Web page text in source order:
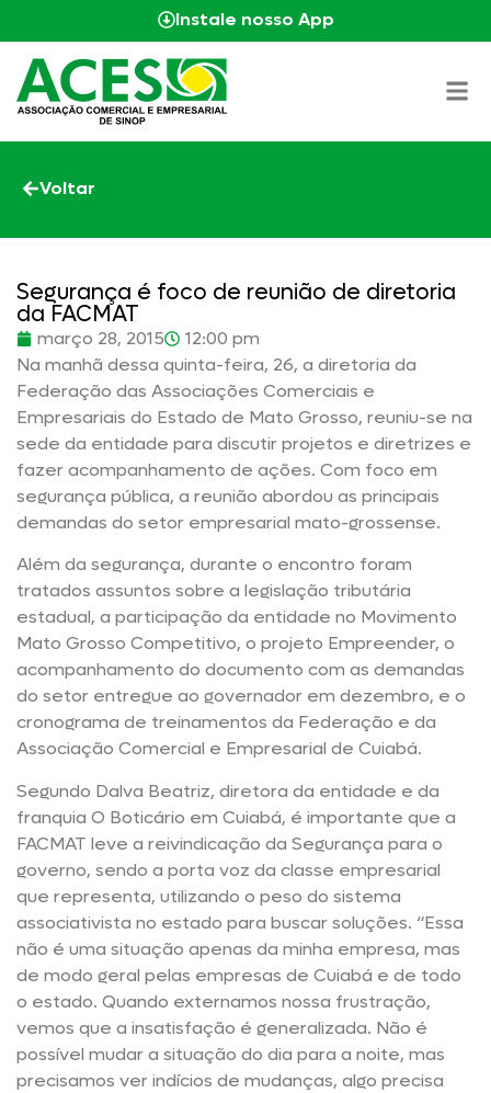
Instale nosso App
Voltar
Segurança é foco de reunião de diretoria
da FACMAT
março 28, 2015
12:00 pm
Na manhã dessa quinta-feira, 26, a diretoria da
Federação das Associações Comerciais e
Empresariais do Estado de Mato Grosso, reuniu-se na
sede da entidade para discutir projetos e diretrizes e
fazer acompanhamento de ações. Com foco em
segurança pública, a reunião abordou as principais
demandas do setor empresarial mato-grossense.
Além da segurança, durante o encontro foram
tratados assuntos sobre a legislação tributária
estadual, a participação da entidade no Movimento
Mato Grosso Competitivo, o projeto Empreender, o
acompanhamento do documento com as demandas
do setor entregue ao governador em dezembro, e o
cronograma de treinamentos da Federação e da
Associação Comercial e Empresarial de Cuiabá.
Segundo Dalva Beatriz, diretora da entidade e da
franquia O Boticário em Cuiabá, é importante que a
FACMAT leve a reivindicação da Segurança para o
governo, sendo a porta voz da classe empresarial
que representa, utilizando o peso do sistema
associativista no estado para buscar soluções. “Essa
não é uma situação apenas da minha empresa, mas
de modo geral pelas empresas de Cuiabá e de todo
o estado. Quando externamos nossa frustração,
vemos que a insatisfação é generalizada. Não é
possível mudar a situação do dia para a noite, mas
precisamos ver indícios de mudanças, algo precisa